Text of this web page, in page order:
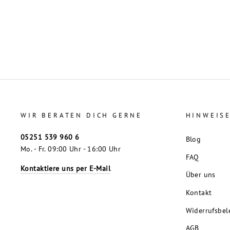
WIR BERATEN DICH GERNE
05251 539 960 6
Mo. - Fr. 09:00 Uhr - 16:00 Uhr
Kontaktiere uns per E-Mail
HINWEISE
Blog
FAQ
Über uns
Kontakt
AGB